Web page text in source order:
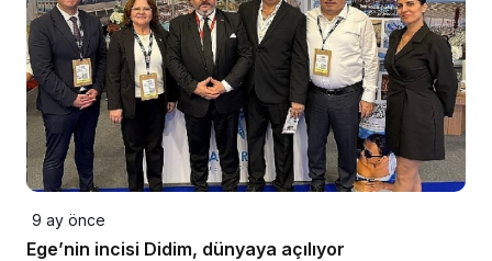
9 ay önce
Ege’nin incisi Didim, dünyaya açılıyor